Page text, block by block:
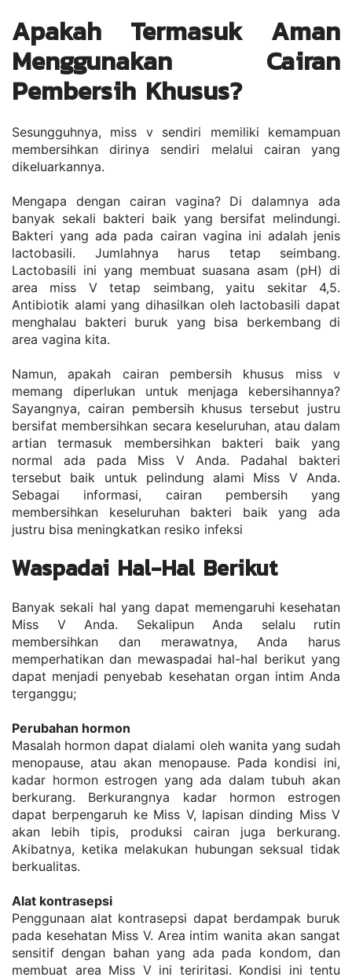
Apakah Termasuk Aman
Menggunakan Cairan
Pembersih Khusus?
Sesungguhnya, miss v sendiri memiliki kemampuan
membersihkan dirinya sendiri melalui cairan yang
dikeluarkannya.
Mengapa dengan cairan vagina? Di dalamnya ada
banyak sekali bakteri baik yang bersifat melindungi.
Bakteri yang ada pada cairan vagina ini adalah jenis
lactobasili. Jumlahnya harus tetap seimbang.
Lactobasili ini yang membuat suasana asam (pH) di
area miss V tetap seimbang, yaitu sekitar 4,5.
Antibiotik alami yang dihasilkan oleh lactobasili dapat
menghalau bakteri buruk yang bisa berkembang di
area vagina kita.
Namun, apakah cairan pembersih khusus miss v
memang diperlukan untuk menjaga kebersihannya?
Sayangnya, cairan pembersih khusus tersebut justru
bersifat membersihkan secara keseluruhan, atau dalam
artian termasuk membersihkan bakteri baik yang
normal ada pada Miss V Anda. Padahal bakteri
tersebut baik untuk pelindung alami Miss V Anda.
Sebagai informasi, cairan pembersih yang
membersihkan keseluruhan bakteri baik yang ada
justru bisa meningkatkan resiko infeksi
Waspadai Hal-Hal Berikut
Banyak sekali hal yang dapat memengaruhi kesehatan
Miss V Anda. Sekalipun Anda selalu rutin
membersihkan dan merawatnya, Anda harus
memperhatikan dan mewaspadai hal-hal berikut yang
dapat menjadi penyebab kesehatan organ intim Anda
terganggu;
Perubahan hormon
Masalah hormon dapat dialami oleh wanita yang sudah
menopause, atau akan menopause. Pada kondisi ini,
kadar hormon estrogen yang ada dalam tubuh akan
berkurang. Berkurangnya kadar hormon estrogen
dapat berpengaruh ke Miss V, lapisan dinding Miss V
akan lebih tipis, produksi cairan juga berkurang.
Akibatnya, ketika melakukan hubungan seksual tidak
berkualitas.
Alat kontrasepsi
Penggunaan alat kontrasepsi dapat berdampak buruk
pada kesehatan Miss V. Area intim wanita akan sangat
sensitif dengan bahan yang ada pada kondom, dan
membuat area Miss V ini teriritasi. Kondisi ini tentu